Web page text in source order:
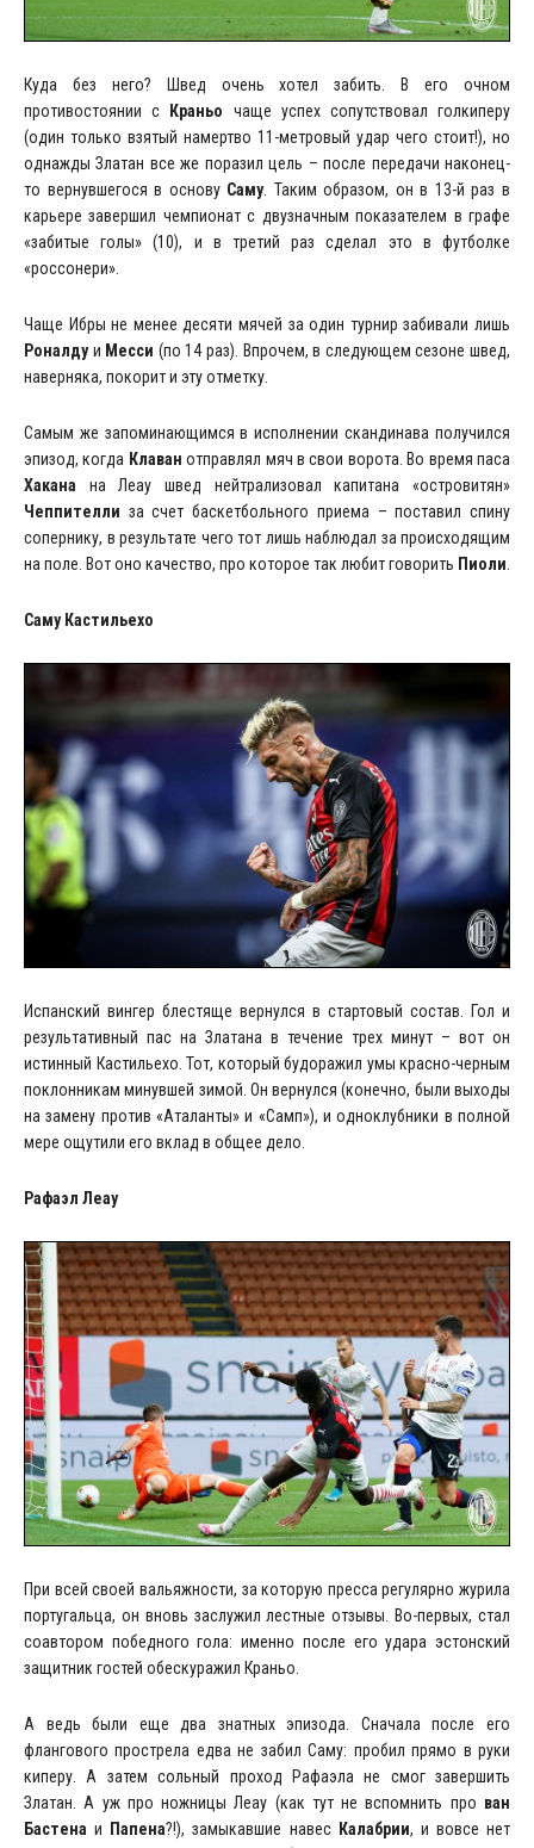
Куда без него? Швед очень хотел забить. В его очном
противостоянии с
Краньо чаще успех сопутствовал голкиперу
(один только взятый намертво 11-метровый удар чего стоит!), но
однажды Златан все же поразил цель – после передачи наконец-
то вернувшегося в основу Саму. Таким образом, он в 13-й раз в
карьере завершил чемпионат с двузначным показателем в графе
«забитые голы» (10), и в третий раз сделал это в футболке
«россонери».
Чаще Ибры не менее десяти мячей за один турнир забивали лишь
Роналдуи Месси (по 14 раз). Впрочем, в следующем сезоне швед,
наверняка, покорит и эту отметку.
Самым же запоминающимся в исполнении скандинава получился
эпизод, когда Клаван отправлял мяч в свои ворота. Во время паса
Хакана на Леау швед нейтрализовал капитана «островитян»
Чеппителли за счет баскетбольного приема – поставил спину
сопернику, в результате чего тот лишь наблюдал за происходящим
на поле. Вот оно качество, про которое так любит говорить Пиоли
Саму Кастильехо
Испанский вингер блестяще вернулся в стартовый состав. Гол и
результативный пас на Златана в течение трех минут – вот он
истинный Кастильехо. Тот, который будоражил умы красно-черным
поклонникам минувшей зимой. Он вернулся (конечно, были выходы
на замену против «Аталанты» и «Самп»), и одноклубники в полной
мере ощутили его вклад в общее дело.
Рафаэл Леау
При всей своей вальяжности, за которую пресса регулярно журила
португальца, он вновь заслужил лестные отзывы. Во-первых, стал
соавтором победного гола: именно после его удара эстонский
защитник гостей обескуражил Краньо.
А ведь были еще два знатных эпизода. Сначала после его
флангового прострела едва не забил Саму: пробил прямо в руки
киперу. А затем сольный проход Рафаэла не смог завершить
Златан. А уж про ножницы Леау (как тут не вспомнить про ван
Бастена и Папена?!), замыкавшие навес Калабрии, и вовсе нет